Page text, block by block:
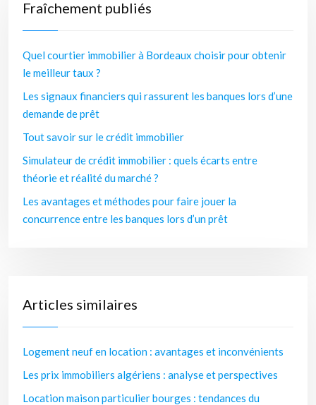
Fraîchement publiés
Quel courtier immobilier à Bordeaux choisir pour obtenir
le meilleur taux ?
Les signaux financiers qui rassurent les banques lors d’une
demande de prêt
Tout savoir sur le crédit immobilier
Simulateur de crédit immobilier : quels écarts entre
théorie et réalité du marché ?
Les avantages et méthodes pour faire jouer la
concurrence entre les banques lors d’un prêt
Articles similaires
Logement neuf en location : avantages et inconvénients
Les prix immobiliers algériens : analyse et perspectives
Location maison particulier bourges : tendances du